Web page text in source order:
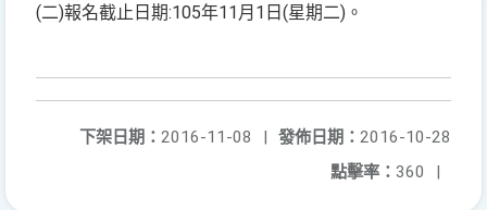
(二)報名截止日期:105年11月1日(星期二)。
發佈日期： 2016-10-28
下架日期： 2016-11-08
|
點擊率： 360 |